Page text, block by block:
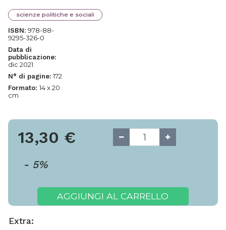
scienze politiche e sociali
ISBN: 978-88-
9295-326-0
Data di
pubblicazione:
dic 2021
N° di pagine: 172
Formato: 14 x 20
cm
13,30 €
- 5%
AGGIUNGI AL CARRELLO
Extra: